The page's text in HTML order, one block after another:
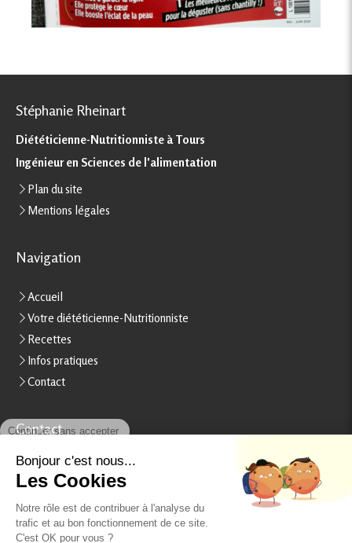
Stéphanie Rheinart
Diététicienne-Nutritionniste à Tours
Ingénieur en Sciences de l'alimentation
Plan du site
Mentions légales
Navigation
Accueil
Votre diététicienne-Nutritionniste
Recettes
Infos pratiques
Contact
Contact
Stéphanie Rheinart
15, boulevard Béranger
France
Afficher le téléphone
Continuer sans accepter
Bonjour c'est nous...
Les Cookies
Notre rôle est de contribuer à l'analyse du
trafic et au bon fonctionnement de ce site.
C'est OK pour vous ?